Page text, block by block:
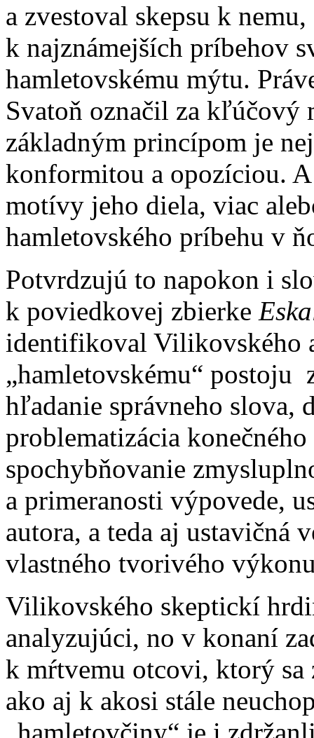
a zvestoval skepsu k
k najznámejších príbehov
hamletovskému mýtu.
Svatoň označil za kľúčový
základným princípom je
konformitou a opozíciou.
motívy jeho diela, viac
hamletovského príbehu v
Potvrdzujú to napokon i
k poviedkovej zbierke
identifikoval Vilikovského
„hamletovskému“ postoju
hľadanie správneho slova,
problematizácia
spochybňovanie
a primeranosti výpovede,
autora, a teda aj ustavičná
vlastného tvorivého
Vilikovského skeptickí
analyzujúci, no v konaní
k mŕtvemu otcovi, ktorý
ako aj k akosi stále